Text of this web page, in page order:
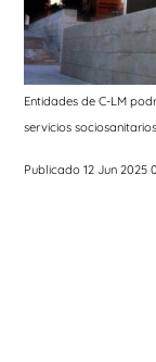
Entidades de C-LM
servicios
Publicado 12 Jun 2025